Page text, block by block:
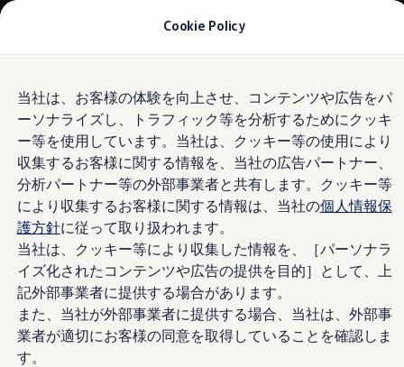
Cookie Policy
当社は、お客様の体験を向上させ、コンテンツや広告をパ
ーソナライズし、トラフィック等を分析するためにクッキ
ー等を使用しています。当社は、クッキー等の使用により
収集するお客様に関する情報を、当社の広告パートナー、
分析パートナー等の外部事業者と共有します。クッキー等
により収集するお客様に関する情報は、当社の個人情報保
護方針に従って取り扱われます。
当社は、クッキー等により収集した情報を、［パーソナラ
イズ化されたコンテンツや広告の提供を目的］として、上
記外部事業者に提供する場合があります。
また、当社が外部事業者に提供する場合、当社は、外部事
業者が適切にお客様の同意を取得していることを確認しま
す。
main
content
to
footer
モデル＆見積りシミュレーション
セーフティ マイスター
ID. Buzz
T-Cross
Tiguan
Golf
Golf GTI
Golf R
Golf Variant
Golf R Variant
Passat
ID.4
Polo
Polo GTI
Golf Touran
T-Roc
T-Roc R
フォルクスワーゲンマガジン
キャンペーン/イベント
@_s_o_y__さん
@_s_o_y__さん